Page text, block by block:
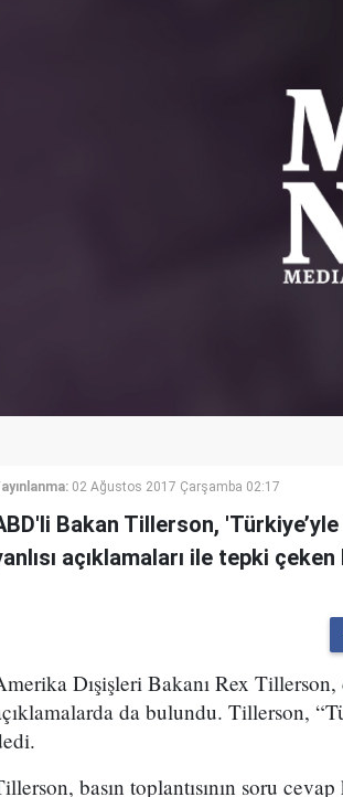
02 Ağustos 2017 Çarşamba 02:17
Bakan Tillerson,
açıklamaları ile tepki
Dışişleri Bakanı Rex
da bulundu. Tillerson,
basın toplantısının soru